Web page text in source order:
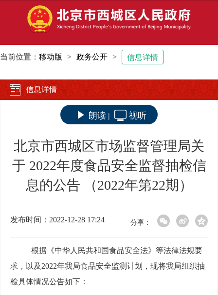
当前位置： 移动版 > 政务公开 > 信息详情
信息详情
朗读 | 视听
北京市西城区市场监督管理局关
于 2022年度食品安全监督抽检信
息的公告 （2022年第22期）
发布时间：2022-12-28 17:24 分享：
根据《中华人民共和国食品安全法》等法律法规要
求，以及 2022年我局食品安全监测计划，现将我局组织抽
检具体情况公告如下：